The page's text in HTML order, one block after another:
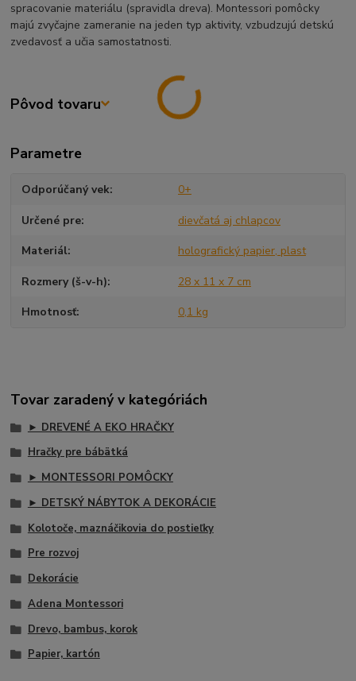
spracovanie materiálu (spravidla dreva). Montessori pomôcky
majú zvyčajne zameranie na jeden typ aktivity, vzbudzujú detskú
zvedavosť a učia samostatnosti.
Pôvod tovaru
Parametre
Odporúčaný vek 0+
Určené pre dievčatá aj chlapcov
Materiál holografický papier, plast
Rozmery (š-v-h) 28 x 11 x 7 cm
Hmotnosť 0,1 kg
Tovar zaradený v kategóriách
► DREVENÉ A EKO HRAČKY
Hračky pre bábätká
► MONTESSORI POMÔCKY
► DETSKÝ NÁBYTOK A DEKORÁCIE
Kolotoče, maznáčikovia do postieľky
Pre rozvoj
Dekorácie
Adena Montessori
Drevo, bambus, korok
Papier, kartón